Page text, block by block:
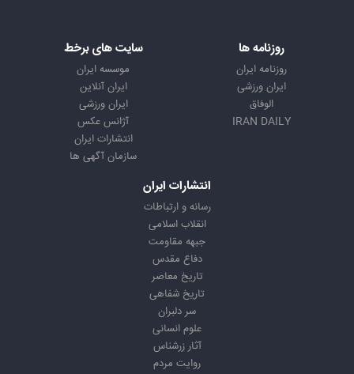
روزنامه ها
روزنامه ایران
ایران ورزشی
الوفاق
IRAN DAILY
سایت های برخط
موسسه ایران
ایران آنلاین
ایران ورزشی
آژانس عکس
انتشارات ایران
سازمان آگهی ها
انتشارات ایران
رسانه و ارتباطات
انقلاب اسلامی
جبهه مقاومت
دفاع مقدس
تاریخ معاصر
تاریخ شفاهی
سر دلبران
علوم انسانی
آثار زرشناس
روایت مردم